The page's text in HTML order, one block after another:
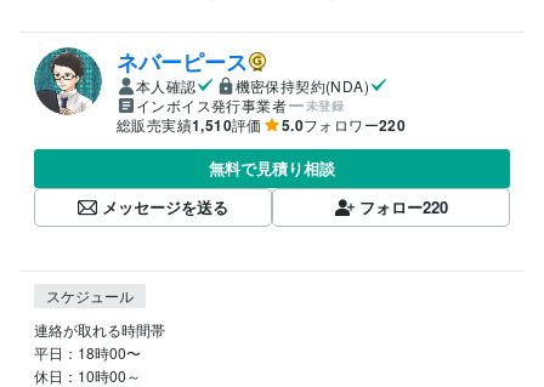
ネバーピース
本人確認
機密保持契約(NDA)
インボイス発行事業者
未登録
総販売実績1,510評価 5.0フォロワー220
無料で見積り相談
メッセージを送る
フォロー220
スケジュール
連絡が取れる時間帯
平日：18時00〜
休日：10時00～